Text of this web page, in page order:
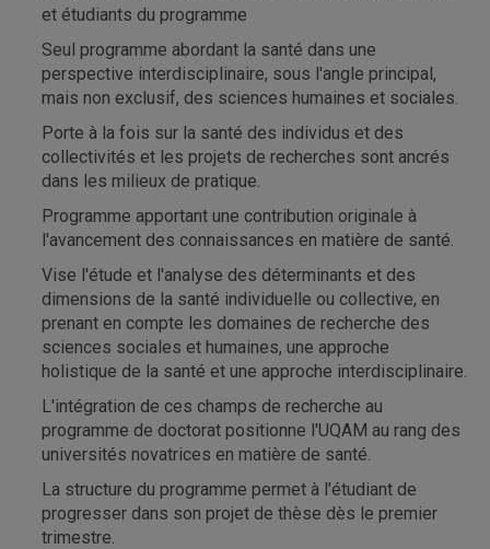
et étudiants du programme
Seul programme abordant la santé dans une
perspective interdisciplinaire, sous l'angle principal,
mais non exclusif, des sciences humaines et sociales.
Porte à la fois sur la santé des individus et des
collectivités et les projets de recherches sont ancrés
dans les milieux de pratique.
Programme apportant une contribution originale à
l'avancement des connaissances en matière de santé.
Vise l'étude et l'analyse des déterminants et des
dimensions de la santé individuelle ou collective, en
prenant en compte les domaines de recherche des
sciences sociales et humaines, une approche
holistique de la santé et une approche interdisciplinaire.
L'intégration de ces champs de recherche au
programme de doctorat positionne l'UQAM au rang des
universités novatrices en matière de santé.
La structure du programme permet à l'étudiant de
progresser dans son projet de thèse dès le premier
trimestre.